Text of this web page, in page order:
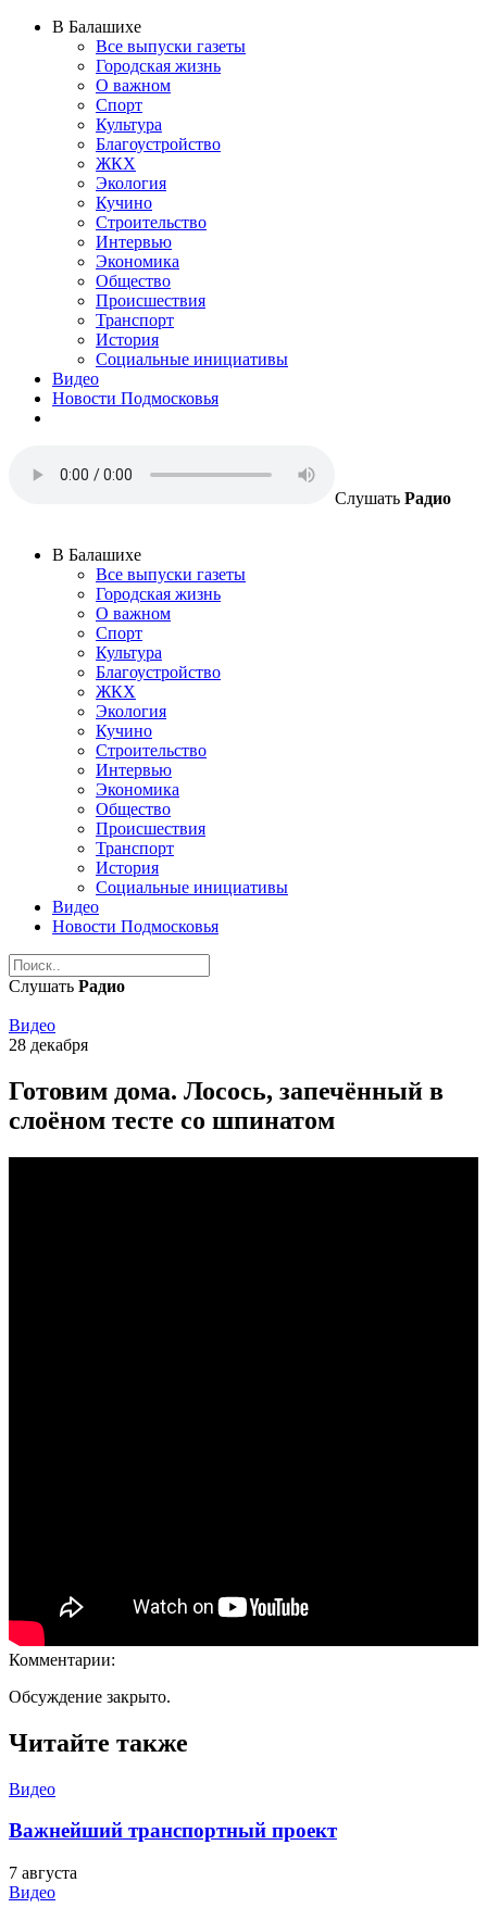
В Балашихе
Все выпуски газеты
Городская жизнь
О важном
Спорт
Культура
Благоустройство
ЖКХ
Экология
Кучино
Строительство
Интервью
Экономика
Общество
Происшествия
Транспорт
История
Социальные инициативы
Видео
Новости Подмосковья
Слушать Радио
В Балашихе
Все выпуски газеты
Городская жизнь
О важном
Спорт
Культура
Благоустройство
ЖКХ
Экология
Кучино
Строительство
Интервью
Экономика
Общество
Происшествия
Транспорт
История
Социальные инициативы
Видео
Новости Подмосковья
Слушать Радио
Видео
28 декабря
Готовим дома. Лосось, запечённый в
слоёном тесте со шпинатом
Комментарии:
Обсуждение закрыто.
Читайте также
Видео
Важнейший транспортный проект
7 августа
Видео